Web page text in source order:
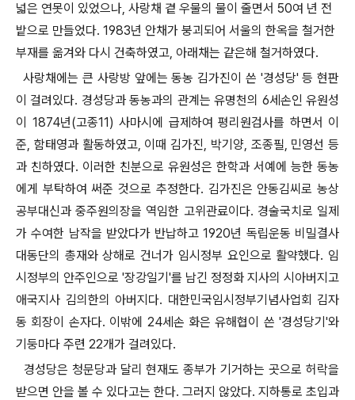
넓은 연못이 있었으나, 사랑채 곁 우물의 물이 줄면서 50여 년 전
밭으로 만들었다. 1983년 안채가 붕괴되어 서울의 한옥을 철거한
부재를 옮겨와 다시 건축하였고, 아래채는 같은해 철거하였다.
사랑채에는 큰 사랑방 앞에는 동농 김가진이 쓴 '경성당' 등 현판
이 걸려있다. 경성당과 동농과의 관계는 유명천의 6세손인 유원성
이 1874년(고종11) 사마시에 급제하여 평리원검사를 하면서 이
준, 함태영과 활동하였고, 이때 김가진, 박기양, 조종필, 민영선 등
과 친하였다. 이러한 친분으로 유원성은 한학과 서예에 능한 동농
에게 부탁하여 써준 것으로 추정한다. 김가진은 안동김씨로 농상
공부대신과 중주원의장을 역임한 고위관료이다. 경술국치로 일제
가 수여한 남작을 받았다가 반납하고 1920년 독립운동 비밀결사
대동단의 총재와 상해로 건너가 임시정부 요인으로 활약했다. 임
시정부의 안주인으로 '장강일기'를 남긴 정정화 지사의 시아버지고
애국지사 김의한의 아버지다. 대한민국임시정부기념사업회 김자
동 회장이 손자다. 이밖에 24세손 화은 유해협이 쓴 '경성당기'와
기둥마다 주련 22개가 걸려있다.
경성당은 청문당과 달리 현재도 종부가 기거하는 곳으로 허락을
받으면 안을 볼 수 있다고는 한다. 그러지 않았다. 지하통로 초입과